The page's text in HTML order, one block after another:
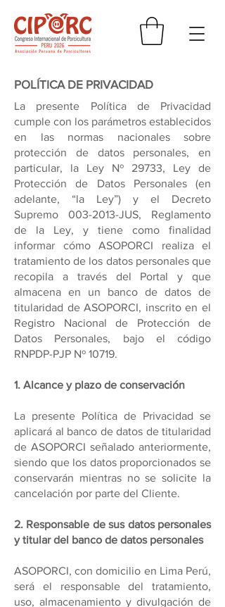
POLÍTICA DE PRIVACIDAD
La presente Política de Privacidad
cumple con los parámetros establecidos
en las normas nacionales sobre
protección de datos personales, en
particular, la Ley Nº 29733, Ley de
Protección de Datos Personales (en
adelante, “la Ley”) y el Decreto
Supremo 003-2013-JUS, Reglamento
de la Ley, y tiene como finalidad
informar cómo ASOPORCI realiza el
tratamiento de los datos personales que
recopila a través del Portal y que
almacena en un banco de datos de
titularidad de ASOPORCI, inscrito en el
Registro Nacional de Protección de
Datos Personales, bajo el código
RNPDP-PJP Nº 10719.
1. Alcance y plazo de conservación
La presente Política de Privacidad se
aplicará al banco de datos de titularidad
de ASOPORCI señalado anteriormente,
siendo que los datos proporcionados se
conservarán mientras no se solicite la
cancelación por parte del Cliente.
2. Responsable de sus datos personales
y titular del banco de datos personales
ASOPORCI, con domicilio en Lima Perú,
será el responsable del tratamiento,
uso, almacenamiento y divulgación de